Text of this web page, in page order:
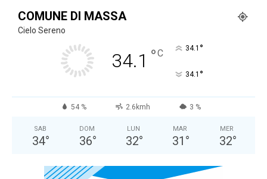
COMUNE DI MASSA
Cielo Sereno
34.1 °C 34.1 °
34.1 °
54 % 2.6kmh 3 %
SAB
34°
DOM
36°
LUN
32°
MAR
31 °
MER
32°